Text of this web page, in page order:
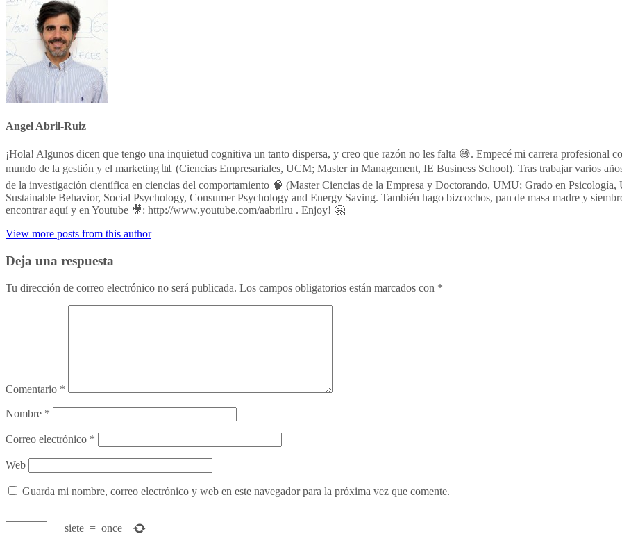
Angel Abril-Ruiz
¡Hola! Algunos dicen que tengo una inquietud cognitiva un tanto dispersa, y creo que razón no les falta 😅. Empecé mi carrera
mundo de la gestión y el marketing 📊 (Ciencias Empresariales, UCM; Master in Management, IE Business School). Tras trabajar varios
de la investigación científica en ciencias del comportamiento 🧠 (Master Ciencias de la Empresa y Doctorando, UMU; Grado en
Sustainable Behavior, Social Psychology, Consumer Psychology and Energy Saving. También hago bizcochos, pan de masa madre y
encontrar aquí y en Youtube 🎥: http://www.youtube.com/aabrilru . Enjoy! 🤗
View more posts from this author
Deja una respuesta
Tu dirección de correo electrónico no será publicada. Los campos obligatorios están marcados con *
Comentario *
Nombre *
Correo electrónico *
Web
Guarda mi nombre, correo electrónico y web en este navegador para la próxima vez que comente.
+ siete = once